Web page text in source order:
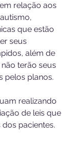
relação aos
que estão
seus
além de
terão seus
pelos planos.
realizando
de leis que
pacientes.